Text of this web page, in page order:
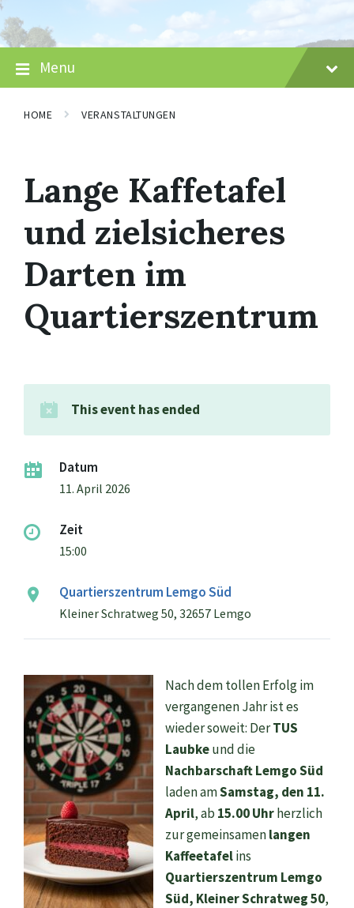
Skip
to
content
Skip
to
main
navigation
Skip
to
footer
Menu
HOME VERANSTALTUNGEN
Lange Kaffetafel
und zielsicheres
Darten im
Quartierszentrum
This event has ended
Datum
11. April 2026
Zeit
15:00
Quartierszentrum Lemgo Süd
Kleiner Schratweg 50, 32657 Lemgo
Nachdem tollen Erfolg im
vergangenen Jahr ist es
wieder soweit: DerTUS
Laubkeund die
Nachbarschaft Lemgo Süd
laden amSamstag, den 11.
April, ab 15.00 Uhrherzlich
zur gemeinsamenlangen
Kaffeetafelins
Quartierszentrum Lemgo
Süd, Kleiner Schratweg 50,